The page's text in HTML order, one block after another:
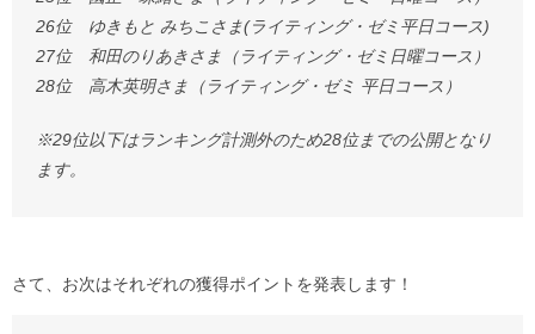
26位 ゆきもと みちこさま(ライティング・ゼミ平日コース)
27位 和田のりあきさま（ライティング・ゼミ日曜コース）
28位 高木英明さま（ライティング・ゼミ 平日コース）
※29位以下はランキング計測外のため28位までの公開となり
ます。
さて、お次はそれぞれの獲得ポイントを発表します！